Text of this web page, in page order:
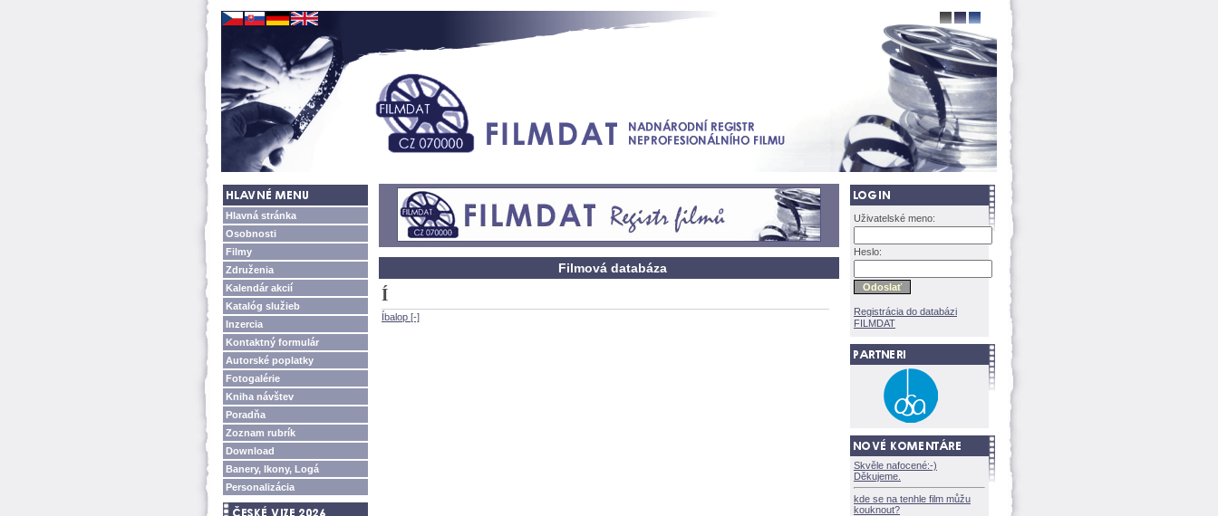
Hlavná stránka
Osobnosti
Filmy
Združenia
Kalendár akcií
Katalóg služieb
Inzercia
Kontaktný formulár
Autorské poplatky
Fotogalérie
Kniha návštev
Poradňa
Zoznam rubrík
Download
Banery, Ikony, Log
Personalizácia
Filmová databáza
Í
Íbalop [-]
Uživatelské meno:
Heslo:
Registrácia do databázi
FILMDAT
Skvěle nafocené:-)
Děkujeme.
kde se na tenhle film můžu
kouknout?